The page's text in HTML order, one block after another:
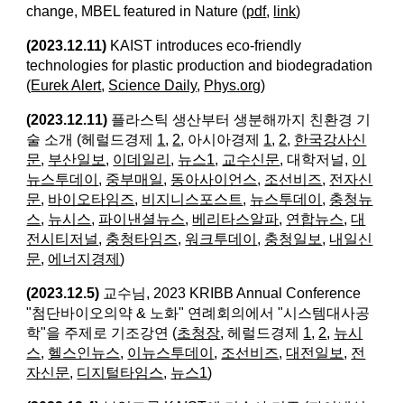
change, MBEL featured in Nature (pdf, link)
(2023.12.11) KAIST introduces eco-friendly
technologies for plastic production and biodegradation​
(Eurek Alert, Science Daily, Phys.org)
(2023.12.11) 플라스틱 생산부터 생분해까지 친환경 기
술 소개 (헤럴드경제 1, 2, 아시아경제 1, 2, 한국강사신
문, 부산일보 , 이데일리 , 뉴스1, 교수신문, 대학저널, 이
뉴스투데이 , 중부매일, 동아사이언스, 조선비즈, 전자신
문, 바이오타임즈, 비지니스포스트, 뉴스투데이 , 충청뉴
스, 뉴시스, 파이낸셜뉴스, 베리타스알파, 연합뉴스,대
전시티저널, 충청타임즈,워크투데이 , 충청일보 , 내일신
문, 에너지경제)
(2023.12.5) 교수님, 2023 KRIBB Annual Conference
"첨단바이오의약 & 노화" 연례회의에서 "시스템대사공
학"을 주제로 기조강연 (초청장, 헤럴드경제 1, 2, 뉴시
스, 헬스인뉴스, 이뉴스투데이 , 조선비즈,대전일보 , 전
자신문, 디지털타임스, 뉴스1)